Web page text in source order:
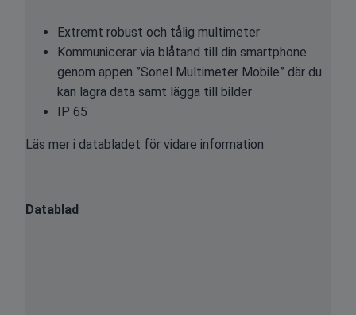
Extremt robust och tålig multimeter
Kommunicerar via blåtand till din smartphone
genom appen ”Sonel Multimeter Mobile” där du
kan lagra data samt lägga till bilder
IP 65
Läs mer i databladet för vidare information
Datablad